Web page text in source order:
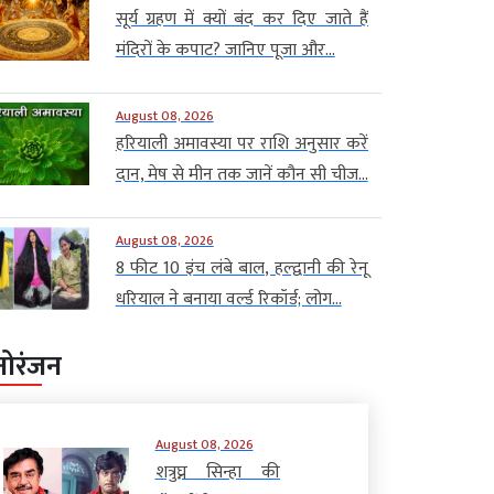
सूर्य ग्रहण में क्यों बंद कर दिए जाते हैं
मंदिरों के कपाट? जानिए पूजा और...
August 08, 2026
हरियाली अमावस्या पर राशि अनुसार करें
दान, मेष से मीन तक जानें कौन सी चीज...
August 08, 2026
8 फीट 10 इंच लंबे बाल, हल्द्वानी की रेनू
धरियाल ने बनाया वर्ल्ड रिकॉर्ड; लोग...
August 08, 2026
शत्रुघ्न सिन्हा की